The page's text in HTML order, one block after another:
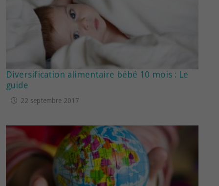
Diversification alimentaire bébé 10 mois : Le
guide
22 septembre 2017